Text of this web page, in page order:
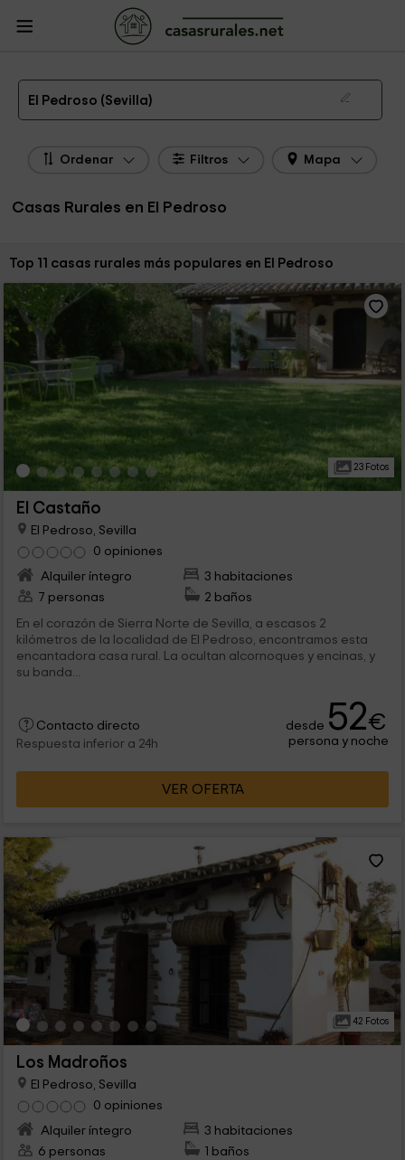
Casas Rurales
Sevilla
Casas Rurales El Pedroso
Las 11 mejores casas rurales en El Pedroso de 2026
El Pedroso (Sevilla)
Ordenar Filtros Mapa
Casas Rurales en El Pedroso
Ordenar por:
Top 11 casas rurales más populares en El Pedroso
23 Fotos
El Castaño
El Pedroso, Sevilla
0 opiniones
Alquiler íntegro
3 habitaciones
7 personas
2 baños
En el corazón de Sierra Norte de Sevilla, a escasos 2
kilómetros de la localidad de El Pedroso, encontramos esta
encantadora casa rural. La ocultan alcornoques y encinas, y
su banda...
Contacto directo
Respuesta inferior a 24h
desde 52€
persona y noche
VER OFERTA
42 Fotos
Los Madroños
El Pedroso, Sevilla
0 opiniones
Alquiler íntegro
3 habitaciones
6 personas
1 baños